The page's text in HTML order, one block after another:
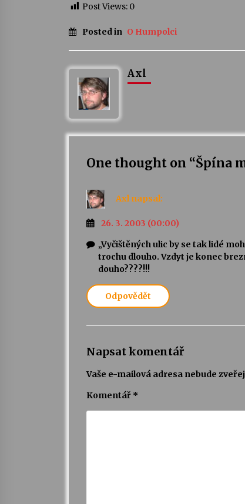
Post Views: 0
Posted in O Humpolci
Axl
One thought on “Špína
Axl napsal:
26. 3. 2003 (00:00)
„Vyčištěných ulic by se tak lidé
trochu dlouho. Vzdyt je konec
douho????!!!
Odpovědět
Napsat komentář
Vaše e-mailová adresa nebude
Komentář *